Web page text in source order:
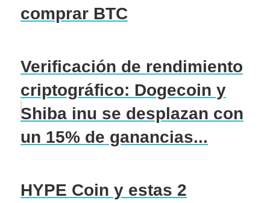
comprar BTC
Verificación de rendimiento
criptográfico: Dogecoin y
Shiba inu se desplazan con
un 15% de ganancias...
HYPE Coin y estas 2